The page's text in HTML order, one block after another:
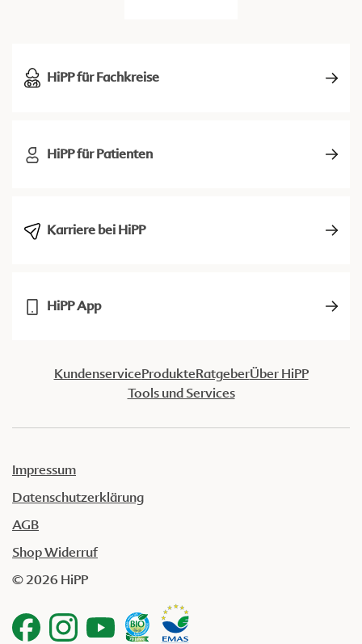
HiPP für Fachkreise
HiPP für Patienten
Karriere bei HiPP
HiPP App
KundenserviceProdukteRatgeberÜber HiPP
Tools und Services
Impressum
Datenschutzerklärung
AGB
Shop Widerruf
© 2026 HiPP